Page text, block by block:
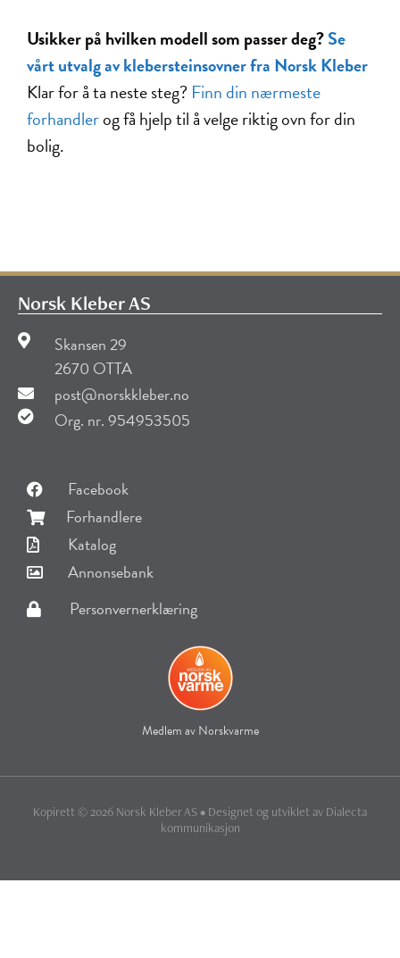
Usikker på hvilken modell som passer deg?Se
vårt utvalg av klebersteinsovner fra Norsk Kleber
Klar for å ta neste steg? Finn din nærmeste
forhandlerog få hjelp til å velge riktig ovn for din
bolig.
Norsk Kleber AS
Skansen 29
2670 OTTA
post@norskkleber.no
Org. nr. 954953505
Facebook
Forhandlere
Katalog
Annonsebank
Personvernerklæring
Medlem av Norskvarme
Kopirett © 2026 Norsk Kleber AS • Designet og utviklet av Dialecta
kommunikasjon